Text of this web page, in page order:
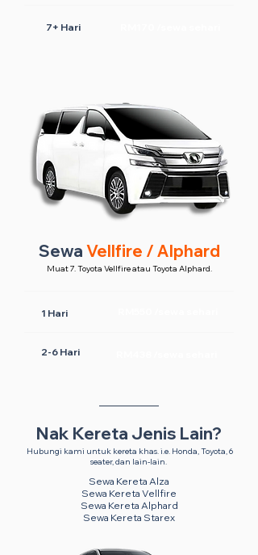
7+ Hari
Sewa Vellfire / Alphard
Muat 7. Toyota Vellfire atau Toyota Alphard.
1 Hari
2-6 Hari
Nak Kereta Jenis Lain?
Hubungi kami untuk kereta khas. i.e. Honda, Toyota, 6
seater, dan lain-lain.
Sewa Kereta Alza
Sewa Kereta Vellfire
Sewa Kereta Alphard
Sewa Kereta Starex